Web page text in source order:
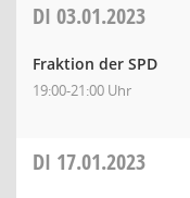
DI 03.01.2023
Fraktion der SPD
19:00-21:00 Uhr
DI 17.01.2023